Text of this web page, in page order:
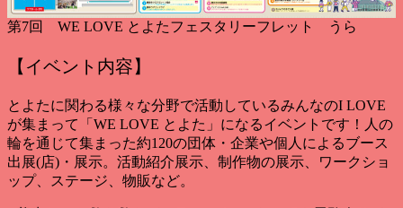
第7回 WE LOVE とよたフェスタリーフレット うら
【イベント内容】
とよたに関わる様々な分野で活動しているみんなのI LOVE
が集まって「WE LOVE とよた」になるイベントです！人の
輪を通じて集まった約120の団体・企業や個人によるブース
出展(店)・展示。活動紹介展示、制作物の展示、ワークショ
ップ、ステージ、物販など。